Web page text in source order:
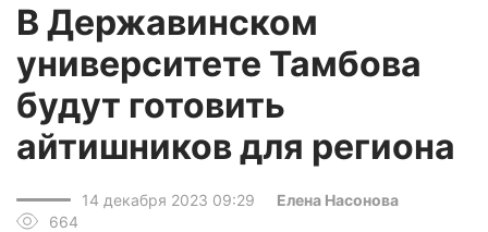
В Державинском
университете Тамбова
будут готовить
айтишников для региона
14 декабря 2023 09:29
Елена Насонова
664